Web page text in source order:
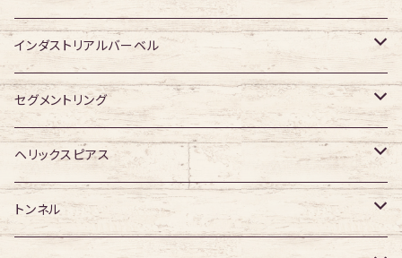
ジュエル有り
ジュエル有り
ジュエル無し
ジュエル有り
アクリル・その他
ジュエル有り
316Lサージカルステンレス
ジュエル無し
ジュエル有り
サージカルチタン
ジュエル無し
ジュエル有り
アクリル
インダストリアルバーベル
316Lサージカルステンレス
ジュエル無し
ジュエル有り
サージカルチタン
ジュエル無し
セグメントリング
316Lサージカルステンレス
サージカルチタン
ヘリックスピアス
ジュエル無し
トンネル